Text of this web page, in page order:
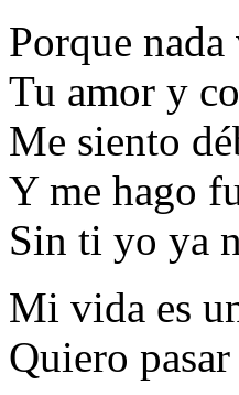
Porque
Tu amor y
Me siento
Y me hago
Sin ti yo ya
Mi vida es
Quiero